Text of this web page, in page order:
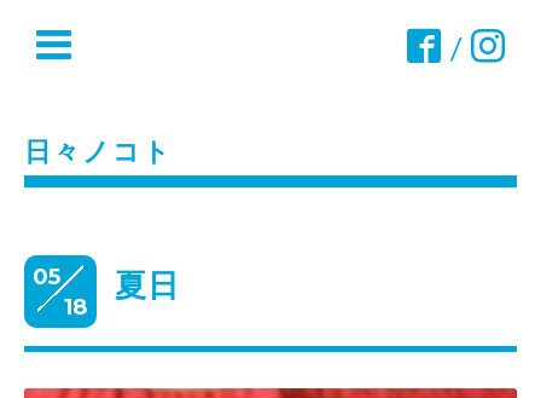
/
日々ノコト
05
18
夏日